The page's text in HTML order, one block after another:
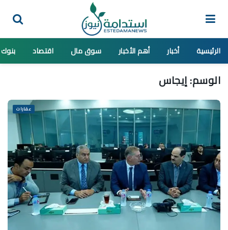
الرئيسية أخبار أهم الأخبار سوق مال اقتصاد بنوك
الوسم:إيجاس
عقارات